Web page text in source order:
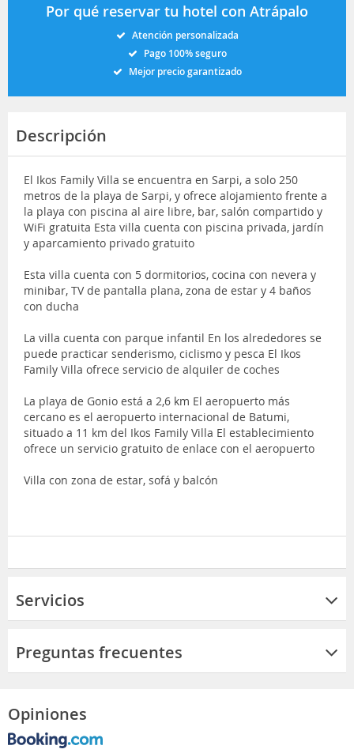
Por qué reservar tu hotel con Atrápalo
Atención personalizada
Pago 100% seguro
Mejor precio garantizado
Descripción
El Ikos Family Villa se encuentra en Sarpi, a solo 250
metros de la playa de Sarpi, y ofrece alojamiento frente a
la playa con piscina al aire libre, bar, salón compartido y
WiFi gratuita Esta villa cuenta con piscina privada, jardín
y aparcamiento privado gratuito
Esta villa cuenta con 5 dormitorios, cocina con nevera y
minibar, TV de pantalla plana, zona de estar y 4 baños
con ducha
La villa cuenta con parque infantil En los alrededores se
puede practicar senderismo, ciclismo y pesca El Ikos
Family Villa ofrece servicio de alquiler de coches
La playa de Gonio está a 2,6 km El aeropuerto más
cercano es el aeropuerto internacional de Batumi,
situado a 11 km del Ikos Family Villa El establecimiento
ofrece un servicio gratuito de enlace con el aeropuerto
Villa con zona de estar, sofá y balcón
Servicios
Preguntas frecuentes
Opiniones